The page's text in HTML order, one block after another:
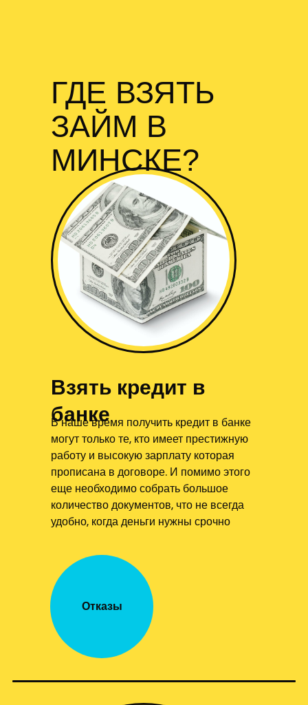
ГДЕ ВЗЯТЬ
ЗАЙМ В
МИНСКЕ?
Отказы
В наше время получить кредит в банке
могут только те, кто имеет престижную
работу и высокую зарплату которая
прописана в договоре. И помимо этого
еще необходимо собрать большое
количество документов, что не всегда
удобно, когда деньги нужны срочно
Взять кредит в
банке